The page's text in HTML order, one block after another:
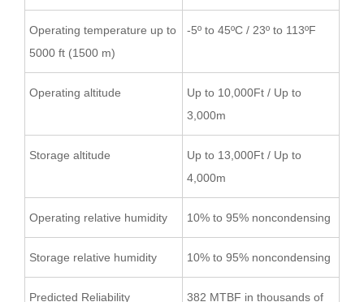
Operating temperature up to
5000 ft (1500 m)
-5º to 45ºC / 23º to 113ºF
Operating altitude
Up to 10,000Ft / Up to
3,000m
Storage altitude
Up to 13,000Ft / Up to
4,000m
Operating relative humidity 10% to 95% noncondensing
Storage relative humidity 10% to 95% noncondensing
Predicted Reliability 382 MTBF in thousands of